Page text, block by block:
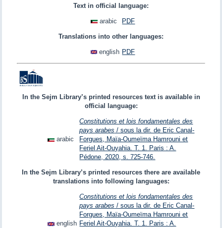
Text in official language:
arabic PDF
Translations into other languages:
english PDF
In the Sejm Library’s printed resources text is available in
official language:
arabic
Constitutions et lois fondamentales des
pays arabes / sous la dir. de Eric Canal-
Forgues, Maïa-Oumeïma Hamrouni et
Feriel Ait-Ouyahia. T. 1. Paris : A.
Pédone, 2020, s. 725-746.
In the Sejm Library’s printed resources there are available
translations into following languages:
english
Constitutions et lois fondamentales des
pays arabes / sous la dir. de Eric Canal-
Forgues, Maïa-Oumeïma Hamrouni et
Feriel Ait-Ouyahia. T. 1. Paris : A.